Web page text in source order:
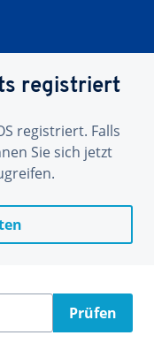
registriert
registriert. Falls
Sie sich jetzt
Prüfen